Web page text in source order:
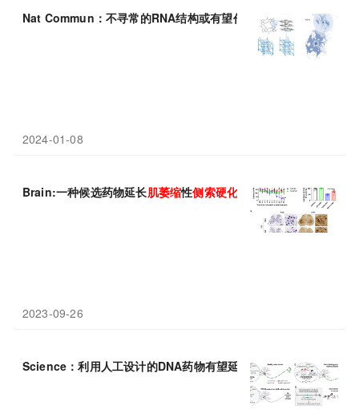
Nat Commun：不寻常的RNA结构或有望作为新型肌萎缩性侧
2024-01-08
Brain:一种候选药物延长肌萎缩性侧索硬化症 啮齿动物模型的寿命
2023-09-26
Science：利用人工设计的DNA药物有望延缓几乎所有的肌萎缩